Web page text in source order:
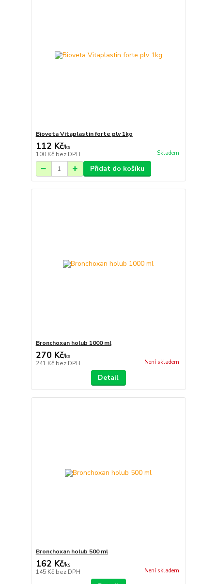
Bioveta Vitaplastin forte plv 1kg
112 Kč/ks
100 Kč bez DPH Skladem
Přidat do košíku
Bronchoxan holub 1000 ml
270 Kč/ks
241 Kč bez DPH Není skladem
Detail
Bronchoxan holub 500 ml
162 Kč/ks
145 Kč bez DPH Není skladem